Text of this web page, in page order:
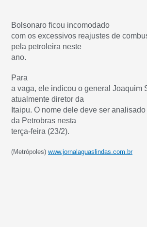
Bolsonaro ficou incomodado
com os excessivos reajustes de
pela petroleira neste
ano.
Para
a vaga, ele indicou o general Joaquim
atualmente diretor da
Itaipu. O nome dele deve ser
da Petrobras nesta
terça-feira (23/2).
(Metrópoles) www.jornalaguaslindas.com.br